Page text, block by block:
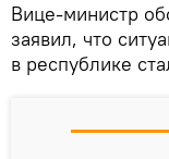
Вице-министр
заявил, что
в республике